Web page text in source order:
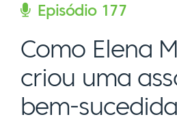
Episódio 177
Como Elena
criou uma
bem-